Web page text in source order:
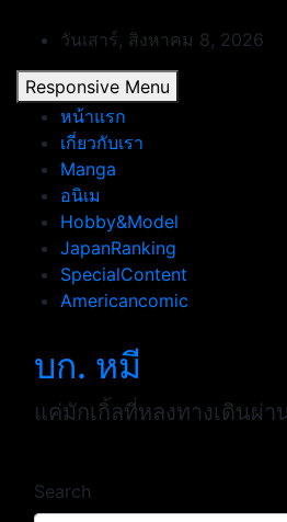
content
วันเสาร์, สิงหาคม 8, 2026
Responsive Menu
หน้าแรก
เกี่ยวกับเรา
Manga
อนิเม
Hobby&Model
JapanRanking
SpecialContent
Americancomic
บก. หมี
แค่มักเกิ้ลที่หลงทางเดินผ่
Search